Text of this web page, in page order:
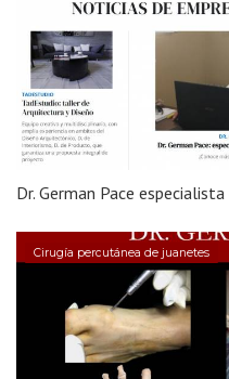
Dr. German Pace
Cirugía percutánea de juanetes